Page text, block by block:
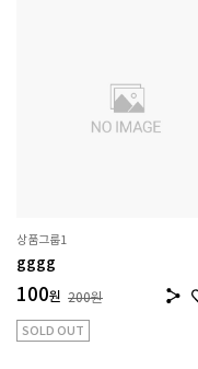
상품그룹1
gggg
100원 200원
SOLD OUT